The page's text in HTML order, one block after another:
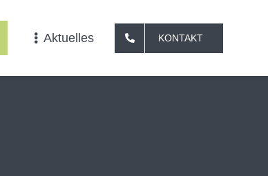
Aktuelles KONTAKT